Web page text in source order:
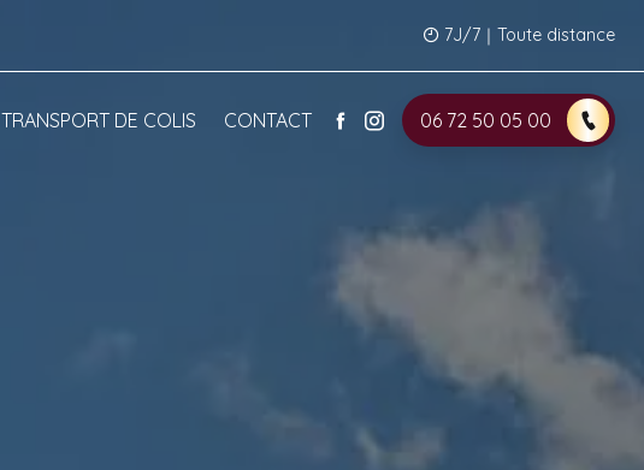
7J/7｜Toute distance
TRANSPORT DE COLIS CONTACT 06 72 50 05 00